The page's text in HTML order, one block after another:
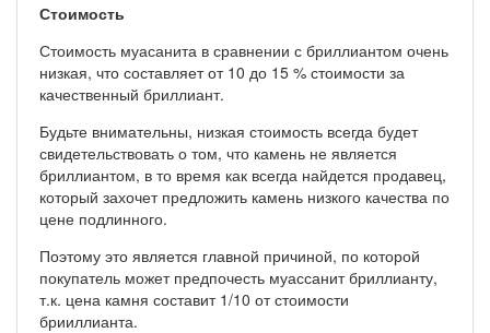
Стоимость
Стоимость муасанита в сравнении с бриллиантом очень
низкая, что составляет от 10 до 15 % стоимости за
качественный бриллиант.
Будьте внимательны, низкая стоимость всегда будет
свидетельствовать о том, что камень не является
бриллиантом, в то время как всегда найдется продавец,
который захочет предложить камень низкого качества по
цене подлинного.
Поэтому это является главной причиной, по которой
покупатель может предпочесть муассанит бриллианту,
т.к. цена камня составит 1/10 от стоимости
брииллианта.